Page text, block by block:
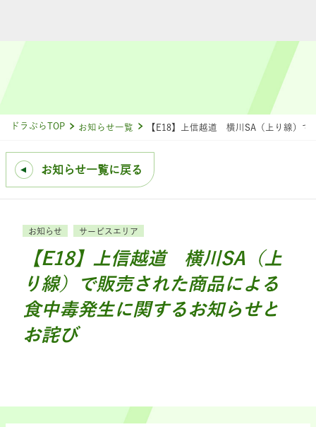
ドラぷらTOP お知らせ一覧 【E18】上信越道 横川SA（上り線）
お知らせ一覧に戻る
お知らせ サービスエリア
【E18】上信越道 横川SA（上
り線）で販売された商品による
食中毒発生に関するお知らせと
お詫び